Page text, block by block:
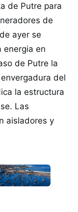
de Putre para
de
ayer se
energia en
de Putre la
del
la estructura
Las
aisladores y